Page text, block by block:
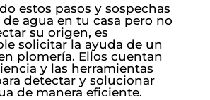
estos pasos y sospechas
agua en tu casa pero no
su origen, es
solicitar la ayuda de un
plomería. Ellos cuentan
y las herramientas
detectar y solucionar
de manera eficiente.